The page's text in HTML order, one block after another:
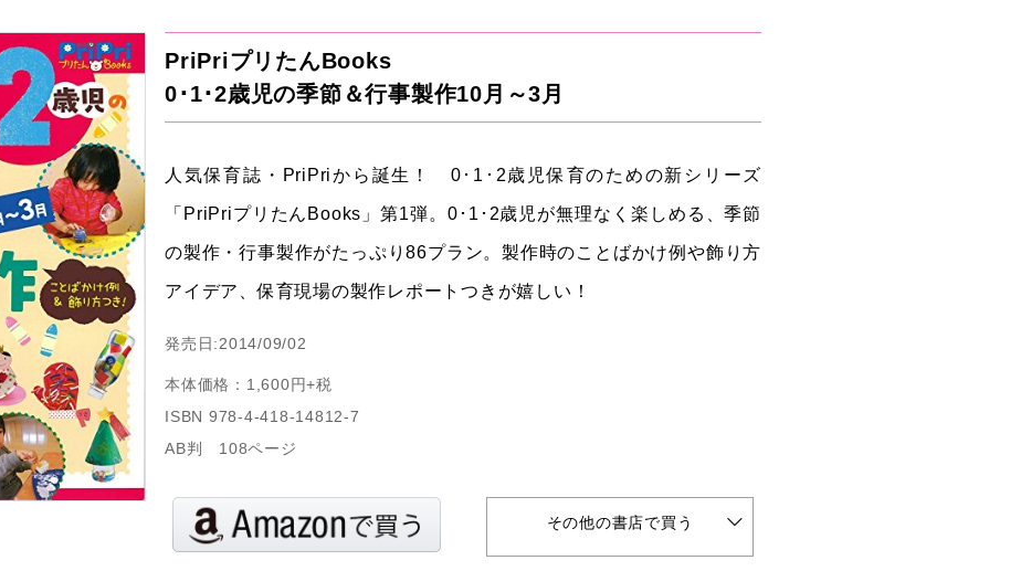
PriPriプリたんBooks
0･1･2歳児の季節＆行事製作10月～3月
人気保育誌・PriPriから誕生！ 0･1･2歳児保育のための新シリーズ
「PriPriプリたんBooks」第1弾。0･1･2歳児が無理なく楽しめる、季節
の製作・行事製作がたっぷり86プラン。製作時のことばかけ例や飾り方
アイデア、保育現場の製作レポートつきが嬉しい！
発売日:2014/09/02
本体価格：1,600円+税
ISBN 978-4-418-14812-7
AB判 108ページ
その他の書店で買う